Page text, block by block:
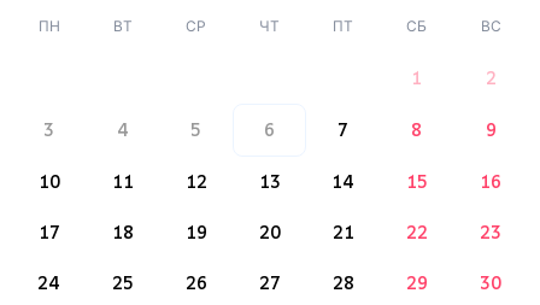
ПН ВТ СР ЧТ ПТ СБ ВС
1 2
3 4 5 6 7 8 9
10 11 12 13 14 15 16
17 18 19 20 21 22 23
24 25 26 27 28 29 30